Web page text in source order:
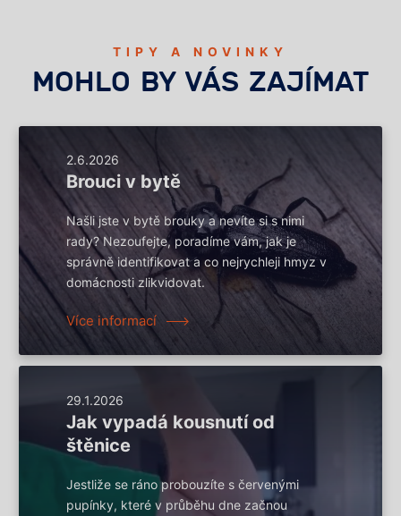
TIPY A NOVINKY
MOHLO BY VÁS ZAJÍMAT
2.6.2026
Brouci v bytě
Našli jste v bytě brouky a nevíte si s nimi
rady? Nezoufejte, poradíme vám, jak je
správně identifikovat a co nejrychleji hmyz v
domácnosti zlikvidovat.
Více informací
29.1.2026
Jak vypadá kousnutí od
štěnice
Jestliže se ráno probouzíte s červenými
pupínky, které v průběhu dne začnou